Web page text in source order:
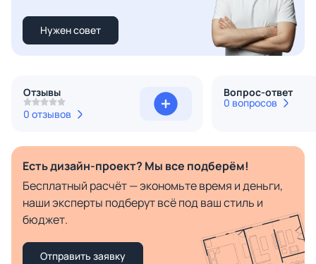
Нужен совет
Отзывы
0 отзывов
Вопрос-ответ
0 вопросов
Есть дизайн-проект? Мы все подберём!
Бесплатный расчёт — экономьте время и деньги,
наши эксперты подберут всё под ваш стиль и
бюджет.
Отправить заявку